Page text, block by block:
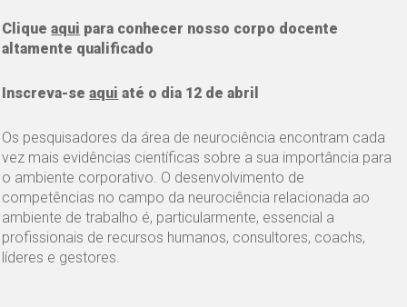
Cliqueaqui para conhecer nosso corpo docente
altamente qualificado
Inscreva-seaqui até o dia 12 de abril
Os pesquisadores da área de neurociência encontram cada
vez mais evidências científicas sobre a sua importância para
o ambiente corporativo. O desenvolvimento de
competências no campo da neurociência relacionada ao
ambiente de trabalho é, particularmente, essencial a
profissionais de recursos humanos, consultores, coachs,
líderes e gestores.